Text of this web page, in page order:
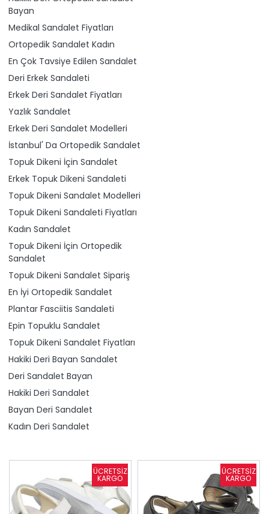
Bayan
Medikal Sandalet Fiyatları
Ortopedik Sandalet Kadın
En Çok Tavsiye Edilen Sandalet
Deri Erkek Sandaleti
Erkek Deri Sandalet Fiyatları
Yazlık Sandalet
Erkek Deri Sandalet Modelleri
İstanbul' Da Ortopedik Sandalet
Topuk Dikeni İçin Sandalet
Erkek Topuk Dikeni Sandaleti
Topuk Dikeni Sandalet Modelleri
Topuk Dikeni Sandaleti Fiyatları
Kadın Sandalet
Topuk Dikeni İçin Ortopedik
Sandalet
Topuk Dikeni Sandalet Sipariş
En İyi Ortopedik Sandalet
Plantar Fasciitis Sandaleti
Epin Topuklu Sandalet
Topuk Dikeni Sandalet Fiyatları
Hakiki Deri Bayan Sandalet
Deri Sandalet Bayan
Hakiki Deri Sandalet
Bayan Deri Sandalet
Kadın Deri Sandalet